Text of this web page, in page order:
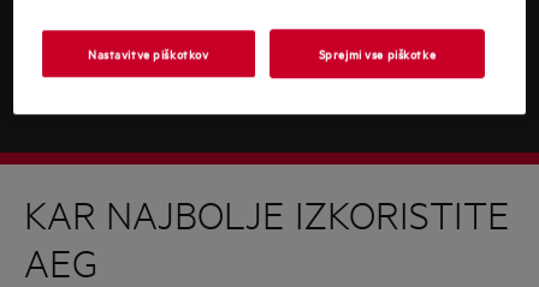
KAR NAJBOLJE IZKORISTITE
AEG
Nastavitve piškotkov Sprejmi vse piškotke